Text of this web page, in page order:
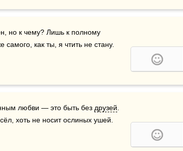
но к чему? Лишь к полному
самого, как ты, я чтить не стану.
любви — это быть без друзей
хоть не носит ослиных ушей.